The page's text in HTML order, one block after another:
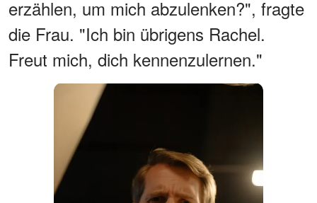
erzählen, um mich abzulenken?", fragte
die Frau. "Ich bin übrigens Rachel.
Freut mich, dich kennenzulernen."